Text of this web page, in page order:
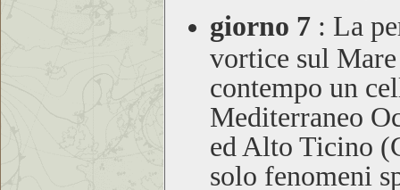
giorno 7 : La
vortice sul
contempo un
Mediterraneo
ed Alto Ticino
solo fenomeni